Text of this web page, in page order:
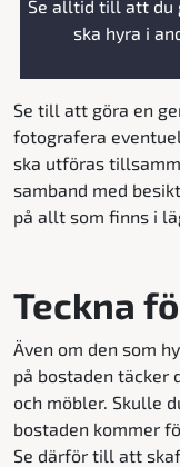
Se alltid till att du
ska hyra i
Se till att göra en
fotografera
ska utföras
samband med
på allt som finns i
Teckna
Även om den som
på bostaden täcker
och möbler. Skulle
bostaden kommer
Se därför till att